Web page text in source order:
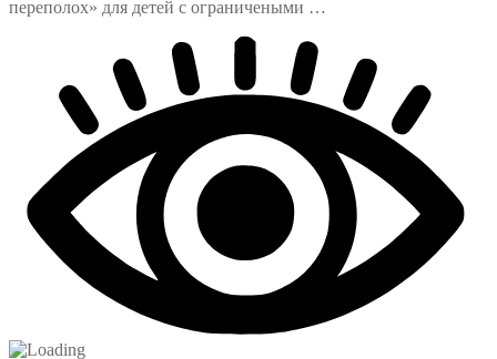
переполох» для детей с ограничеными …